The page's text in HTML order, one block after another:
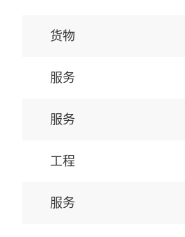
货物
服务
服务
工程
服务